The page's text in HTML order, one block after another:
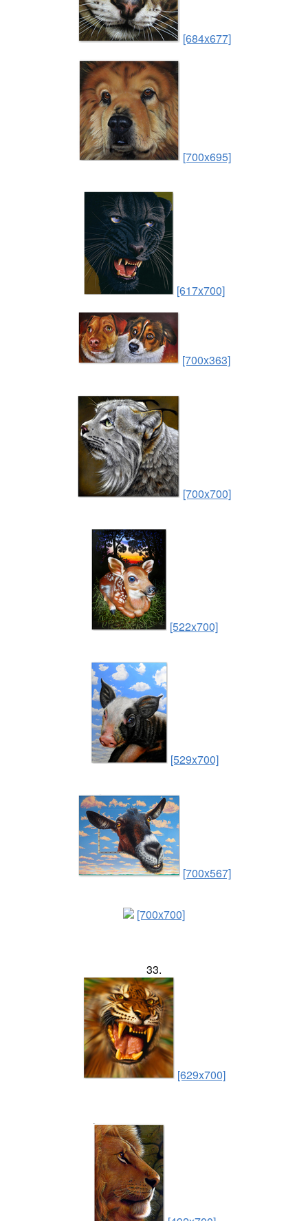
[684x677]
[700x695]
[617x700]
[700x363]
[700x700]
[522x700]
[529x700]
[700x567]
[700x700]
33.
[629x700]